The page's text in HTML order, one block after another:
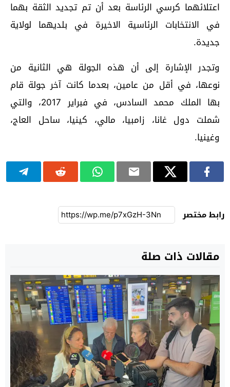
اعتلائهما كرسي الرئاسة بعد أن تم تجديد الثقة بهما
في الانتخابات الرئاسية الاخيرة في بلديهما لولاية
جديدة.
وتجدر الإشارة إلى أن هذه الجولة هي الثانية من
نوعها، في أقل من عامين، بعدما كانت آخر جولة قام
بها الملك محمد السادس، في فبراير 2017، والتي
شملت دول غانا، زامبيا، مالي، كينيا، ساحل العاج،
وغينيا.
رابط مختصر
مقالات ذات صلة